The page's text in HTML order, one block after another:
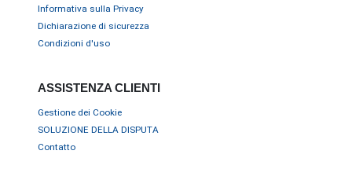
Informativa sulla Privacy
Dichiarazione di sicurezza
Condizioni d'uso
ASSISTENZA CLIENTI
Gestione dei Cookie
SOLUZIONE DELLA DISPUTA
Contatto